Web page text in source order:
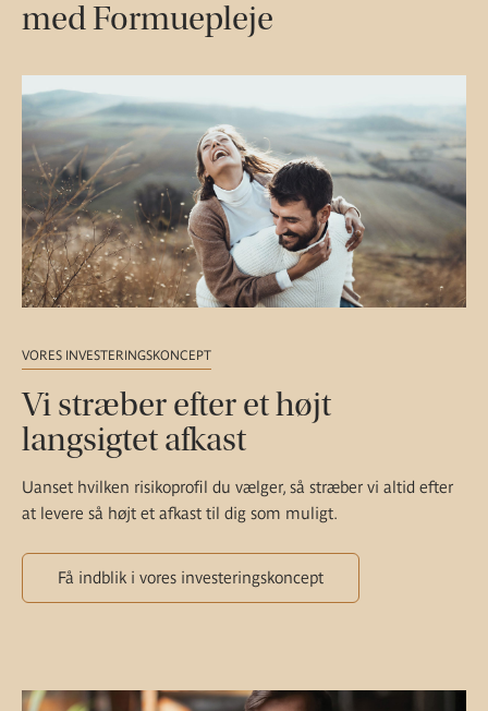
med Formuepleje
VORES INVESTERINGSKONCEPT
Vi stræber efter et højt
langsigtet afkast
Uanset hvilken risikoprofil du vælger, så stræber vi altid efter
at levere så højt et afkast til dig som muligt.
Få indblik i vores investeringskoncept